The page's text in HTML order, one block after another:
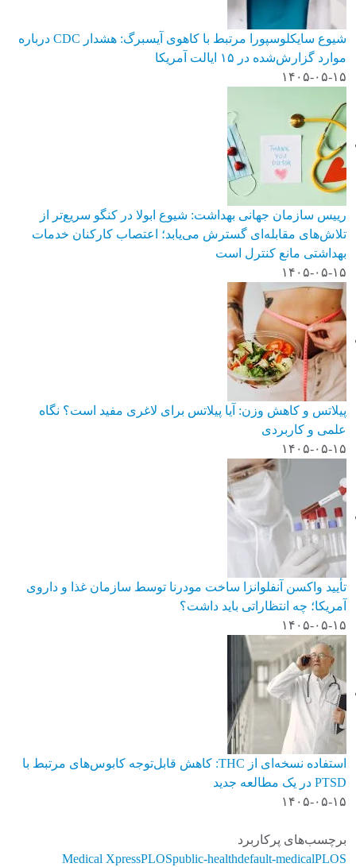
شیوع سایکلوسپورا مرتبط با کاهوی آیسبرگ: هشدار CDC درباره
موارد گزارش‌شده در ۱۵ ایالت آمریکا
۱۴۰۵-۰۵-۱۵
رییس سازمان جهانی بهداشت: شیوع ابولا در کنگو سریع‌تر از
تلاش‌های مقابله‌ای گسترش می‌یابد؛ اعتصاب کارکنان خدمات
بهداشتی مانع کنترل است
۱۴۰۵-۰۵-۱۵
پیلاتس و کاهش وزن: آیا پیلاتس برای لاغری مفید است؟ نگاه
علمی و کاربردی
۱۴۰۵-۰۵-۱۵
تأیید واکسن آنفلوانزا ساخت مودرنا توسط سازمان غذا و داروی
آمریکا؛ چه انتظاراتی باید داشت؟
۱۴۰۵-۰۵-۱۵
استفاده نسخه‌ای از THC: کاهش قابل‌توجه کابوس‌های مرتبط با
PTSD در یک مطالعه جدید
۱۴۰۵-۰۵-۱۵
برچسب‌های پرکاربرد
Medical XpressPLOSpublic-healthdefault-medicalPLOS